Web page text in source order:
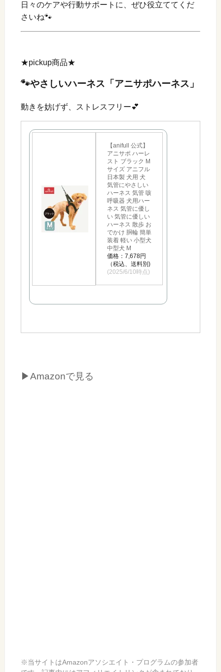
日々のケアや行動サポートに、ぜひ役立ててくだ
さいね🐾
★pickup商品★
🐾やさしいハーネス「アニサポハーネス」
動きを妨げず、ストレスフリー💕
【anifull 公式】
アニサポ ハーレ
スト ブラック M
サイズ アニフル
日本製 犬用 犬
気管にやさしい
ハーネス 気管 咳
呼吸器 犬用ハー
ネス 気管に優し
い 気管に優しい
ハーネス 散歩 お
でかけ 胴輪 簡単
装着 軽い 小型犬
中型犬 M
価格：7,678円
（税込、送料別)
(2025/6/10時点)
▶Amazonで見る
※当サイトはAmazonアソシエイト・プログラムの参加者